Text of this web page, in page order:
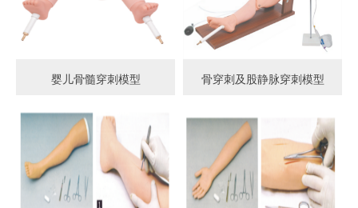
婴儿骨髓穿刺模型 骨穿刺及股静脉穿刺模型